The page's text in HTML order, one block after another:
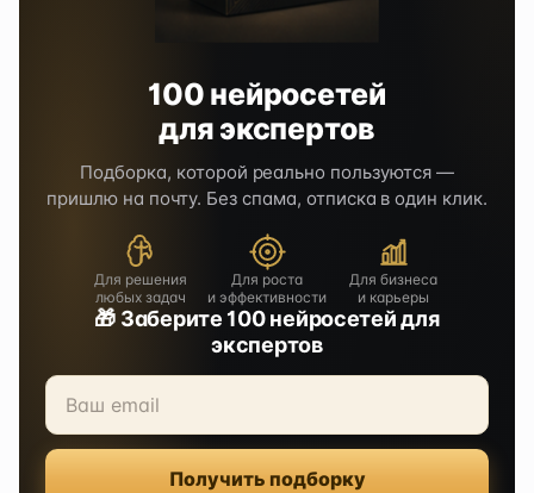
100 нейросетей
для экспертов
Подборка, которой реально пользуются —
пришлю на почту. Без спама, отписка в один клик.
Для решения
любых задач
Для роста
и эффективности
Для бизнеса
и карьеры
🎁 Заберите 100 нейросетей для
экспертов
Получить подборку